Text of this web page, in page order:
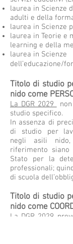
laurea in Scienze
adulti e della
laurea in Scienze
laurea in Teorie e
learning e della
laurea in Scienze
dell’educazione/
Titolo di studio
nido come
La DGR 2029
studio specifico.
In assenza di
di studio per
negli asili
riferimento
Stato per la
professionali;
di scuola
Titolo di studio
nido come
La DGR 2029